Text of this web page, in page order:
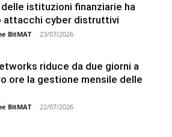
delle istituzioni finanziarie ha
attacchi cyber distruttivi
BitMAT - 23/07/2026
riduce da due giorni a
ore la gestione mensile delle
BitMAT - 22/07/2026